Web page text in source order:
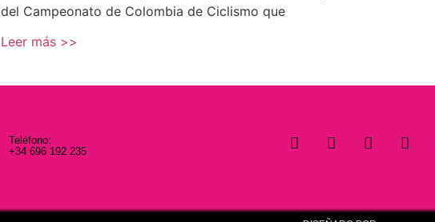
del Campeonato de Colombia de Ciclismo que
Leer más >>
Teléfono:
+34 696 192 235